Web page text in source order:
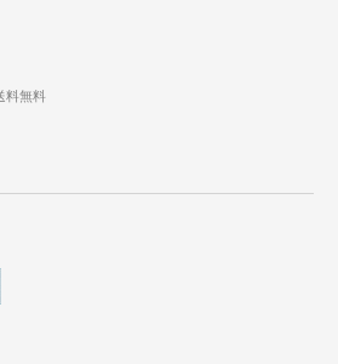
料無料